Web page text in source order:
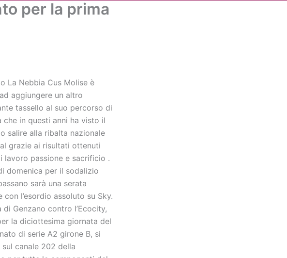
News Media
per la prima
La Nebbia Cus Molise è
aggiungere un altro
tassello al suo percorso di
che in questi anni ha visto il
salire alla ribalta nazionale
grazie ai risultati ottenuti
lavoro passione e sacrificio .
domenica per il sodalizio
sarà una serata
con l’esordio assoluto su Sky.
di Genzano contro l’Ecocity,
la diciottesima giornata del
di serie A2 girone B, si
canale 202 della